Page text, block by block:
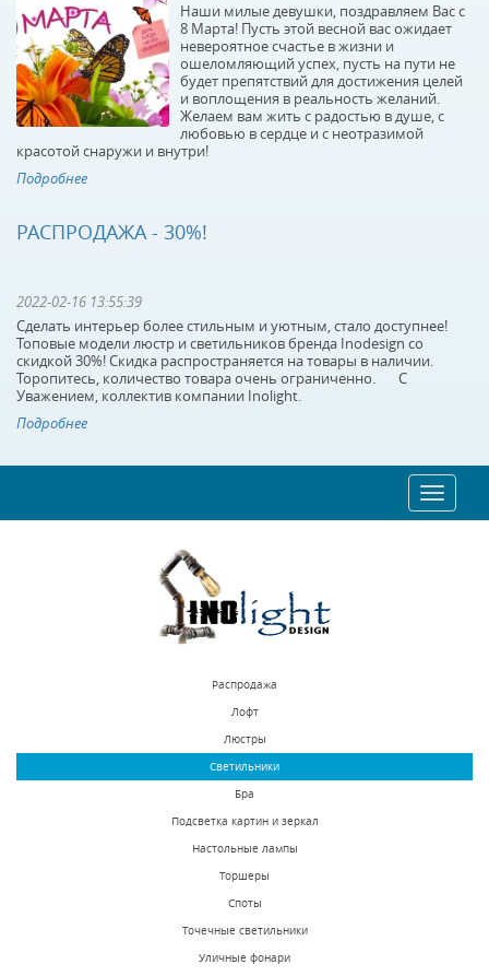
Наши милые девушки, поздравляем Вас с
8 Марта! Пусть этой весной вас ожидает
невероятное счастье в жизни и
ошеломляющий успех, пусть на пути не
будет препятствий для достижения целей
и воплощения в реальность желаний.
Желаем вам жить с радостью в душе, с
любовью в сердце и с неотразимой
красотой снаружи и внутри!
Подробнее
РАСПРОДАЖА - 30%!
2022-02-16 13:55:39
Сделать интерьер более стильным и уютным, стало доступнее!
Топовые модели люстр и светильников бренда Inodesign со
скидкой 30%! Скидка распространяется на товары в наличии.
Торопитесь, количество товара очень ограниченно. С
Уважением, коллектив компании Inolight.
Подробнее
Toggle
Распродажа
Лофт
Люстры
Светильники
Бра
Подсветка картин и зеркал
Настольные лампы
Торшеры
Споты
Точечные светильники
Уличные фонари